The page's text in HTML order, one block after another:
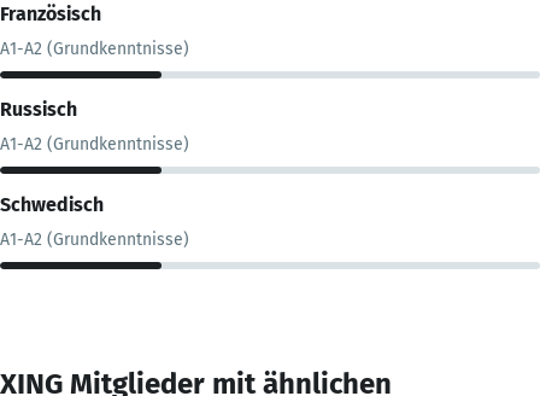
Französisch
A1-A2 (Grundkenntnisse)
Russisch
A1-A2 (Grundkenntnisse)
Schwedisch
A1-A2 (Grundkenntnisse)
XING Mitglieder mit ähnlichen